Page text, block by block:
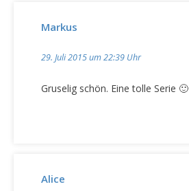
Markus
29. Juli 2015 um 22:39 Uhr
Gruselig schön. Eine tolle Serie 🙂
Alice